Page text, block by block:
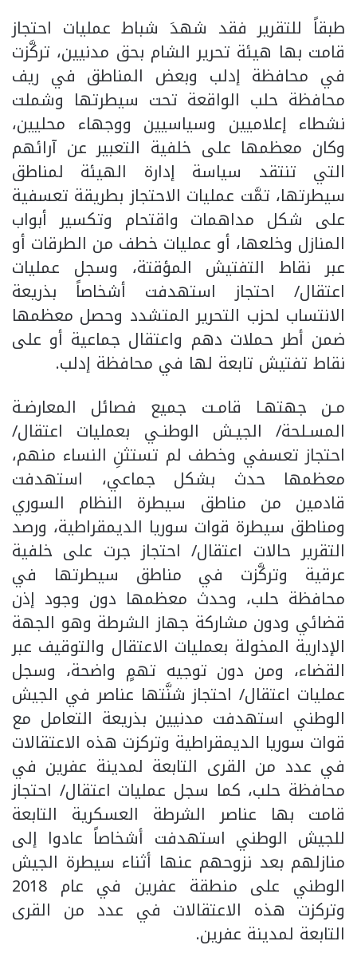
طبقاً للتقرير فقد شهدَ شباط عمليات احتجاز
قامت بها هيئة تحرير الشام بحق مدنيين، تركَّزت
في محافظة إدلب وبعض المناطق في ريف
محافظة حلب الواقعة تحت سيطرتها وشملت
نشطاء إعلاميين وسياسيين ووجهاء محليين،
وكان معظمها على خلفية التعبير عن آرائهم
التي تنتقد سياسة إدارة الهيئة لمناطق
سيطرتها، تمَّت عمليات الاحتجاز بطريقة تعسفية
على شكل مداهمات واقتحام وتكسير أبواب
المنازل وخلعها، أو عمليات خطف من الطرقات أو
عبر نقاط التفتيش المؤقتة، وسجل عمليات
اعتقال/ احتجاز استهدفت أشخاصاً بذريعة
الانتساب لحزب التحرير المتشدد وحصل معظمها
ضمن أطر حملات دهم واعتقال جماعية أو على
نقاط تفتيش تابعة لها في محافظة إدلب.
مـن جهتهـا قامـت جميع فصائل المعارضـة
المسـلحة/ الجيـش الوطنـي بعمليات اعتقال/
احتجاز تعسفي وخطف لم تستثنِ النساء منهم،
معظمها حدث بشكل جماعي، استهدفت
قادمين من مناطق سيطرة النظام السوري
ومناطق سيطرة قوات سوريا الديمقراطية، ورصد
التقرير حالات اعتقال/ احتجاز جرت على خلفية
عرقية وتركَّزت في مناطق سيطرتها في
محافظة حلب، وحدث معظمها دون وجود إذن
قضائي ودون مشاركة جهاز الشرطة وهو الجهة
الإدارية المخولة بعمليات الاعتقال والتوقيف عبر
القضاء، ومن دون توجيه تهمٍ واضحة، وسجل
عمليات اعتقال/ احتجاز شنَّتها عناصر في الجيش
الوطني استهدفت مدنيين بذريعة التعامل مع
قوات سوريا الديمقراطية وتركزت هذه الاعتقالات
في عدد من القرى التابعة لمدينة عفرين في
محافظة حلب، كما سجل عمليات اعتقال/ احتجاز
قامت بها عناصر الشرطة العسكرية التابعة
للجيش الوطني استهدفت أشخاصاً عادوا إلى
منازلهم بعد نزوحهم عنها أثناء سيطرة الجيش
الوطني على منطقة عفرين في عام 2018
وتركزت هذه الاعتقالات في عدد من القرى
التابعة لمدينة عفرين.